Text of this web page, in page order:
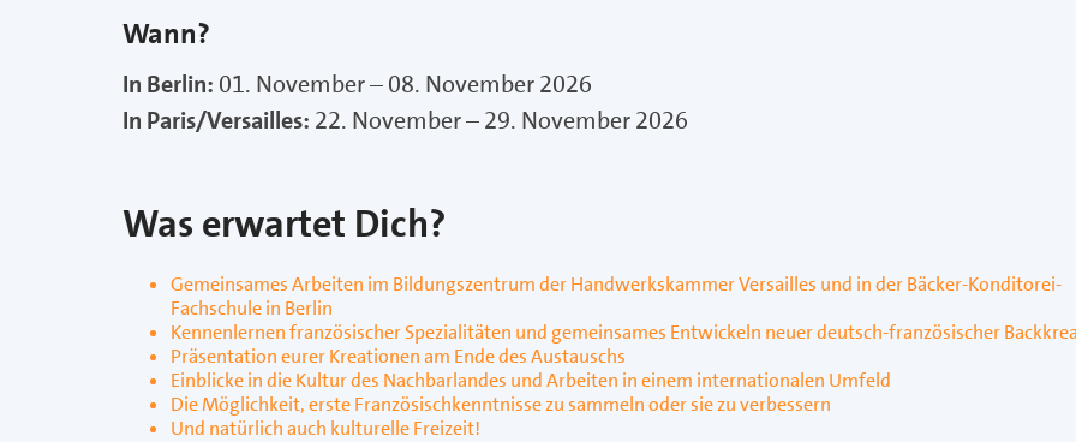
Wann?
In Berlin: 01. November – 08. November 2026
In Paris/Versailles: 22. November – 29. November 2026
Was erwartet Dich?
Gemeinsames Arbeiten im Bildungszentrum der Handwerkskammer Versailles und in der Bäcker-Konditorei-
Fachschule in Berlin
Kennenlernen französischer Spezialitäten und gemeinsames Entwickeln neuer deutsch-französischer
Präsentation eurer Kreationen am Ende des Austauschs
Einblicke in die Kultur des Nachbarlandes und Arbeiten in einem internationalen Umfeld
Die Möglichkeit, erste Französischkenntnisse zu sammeln oder sie zu verbessern
Und natürlich auch kulturelle Freizeit!